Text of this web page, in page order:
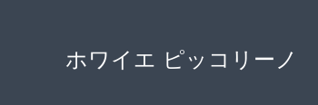
ホワイエ ピッコリーノ